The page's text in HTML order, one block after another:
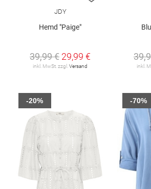
JDY
Hemd "Paige"
39,99 € 29,99 €
inkl. MwSt. zzgl. Versand inkl.
-20% -70%